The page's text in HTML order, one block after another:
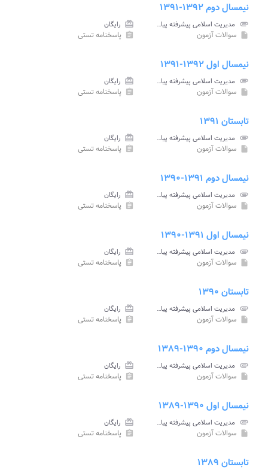
نیمسال دوم ۱۳۹۲-۱۳۹۱
attachment مدیریت اسلامی پیشرفته پیام نور card_giftcard رایگان
insert_drive_file سوالات آزمون assignment پاسخنامه تستی
نیمسال اول ۱۳۹۲-۱۳۹۱
attachment مدیریت اسلامی پیشرفته پیام نور card_giftcard رایگان
insert_drive_file سوالات آزمون assignment پاسخنامه تستی
تابستان ۱۳۹۱
attachment مدیریت اسلامی پیشرفته پیام نور card_giftcard رایگان
insert_drive_file سوالات آزمون assignment پاسخنامه تستی
نیمسال دوم ۱۳۹۱-۱۳۹۰
attachment مدیریت اسلامی پیشرفته پیام نور card_giftcard رایگان
insert_drive_file سوالات آزمون assignment پاسخنامه تستی
نیمسال اول ۱۳۹۱-۱۳۹۰
attachment مدیریت اسلامی پیشرفته پیام نور card_giftcard رایگان
insert_drive_file سوالات آزمون assignment پاسخنامه تستی
تابستان ۱۳۹۰
attachment مدیریت اسلامی پیشرفته پیام نور card_giftcard رایگان
insert_drive_file سوالات آزمون assignment پاسخنامه تستی
نیمسال دوم ۱۳۹۰-۱۳۸۹
attachment مدیریت اسلامی پیشرفته پیام نور card_giftcard رایگان
insert_drive_file سوالات آزمون assignment پاسخنامه تستی
نیمسال اول ۱۳۹۰-۱۳۸۹
attachment مدیریت اسلامی پیشرفته پیام نور card_giftcard رایگان
insert_drive_file سوالات آزمون assignment پاسخنامه تستی
تابستان ۱۳۸۹